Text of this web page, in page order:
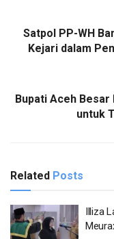
Satpol PP-WH
Kejari dalam
Bupati Aceh
untuk
Related Posts
Illiza